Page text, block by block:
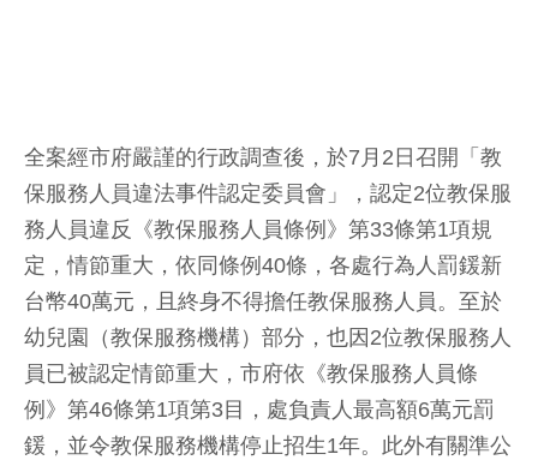
全案經市府嚴謹的行政調查後，於7月2日召開「教
保服務人員違法事件認定委員會」，認定2位教保服
務人員違反《教保服務人員條例》第33條第1項規
定，情節重大，依同條例40條，各處行為人罰鍰新
台幣40萬元，且終身不得擔任教保服務人員。至於
幼兒園（教保服務機構）部分，也因2位教保服務人
員已被認定情節重大，市府依《教保服務人員條
例》第46條第1項第3目，處負責人最高額6萬元罰
鍰，並令教保服務機構停止招生1年。此外有關準公